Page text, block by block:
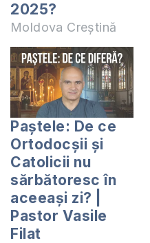
2025?
Moldova Creștină
Paștele: De ce
Ortodocșii și
Catolicii nu
sărbătoresc în
aceeași zi? |
Pastor Vasile
Filat